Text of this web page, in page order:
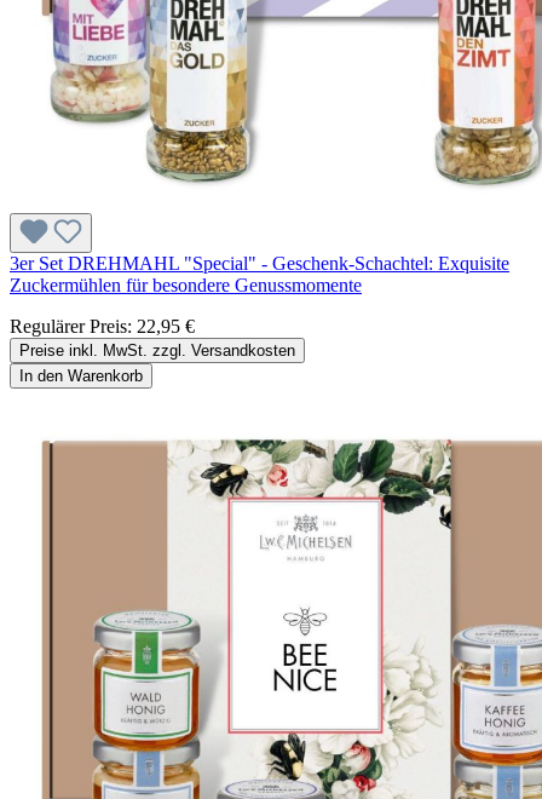
3er Set DREHMAHL "Special" - Geschenk-Schachtel: Exquisite
Zuckermühlen für besondere Genussmomente
Regulärer Preis: 22,95 €
Preise inkl. MwSt. zzgl. Versandkosten
In den Warenkorb